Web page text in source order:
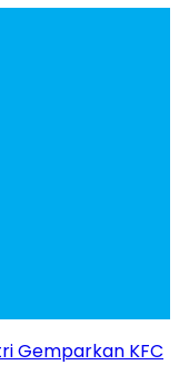
Gemparkan KFC